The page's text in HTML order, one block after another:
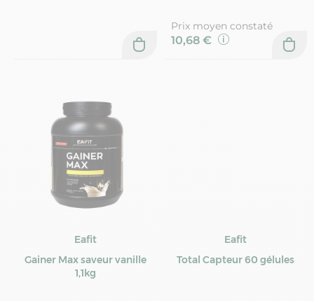
Prix moyen constaté
10,68 €
Eafit
Gainer Max saveur vanille
1,1kg
Eafit
Total Capteur 60 gélules